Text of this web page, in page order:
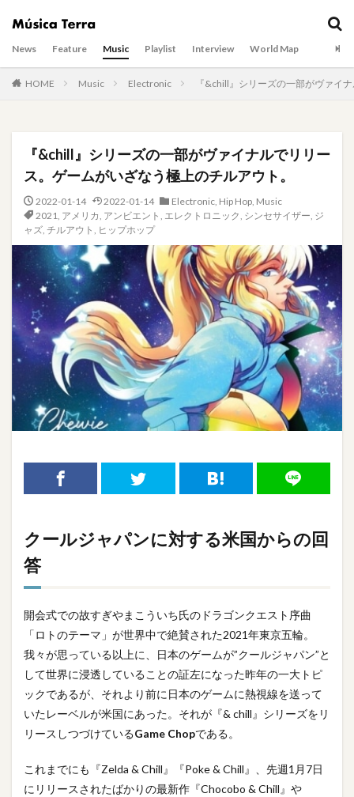
News Feature Music Playlist Interview World Map
HOME Music Electronic 『&chill』シリーズの一部がヴァイ
『&chill』シリーズの一部がヴァイナルでリリー
ス。ゲームがいざなう極上のチルアウト。
2022-01-14 2022-01-14 Electronic, Hip Hop, Music
2021, アメリカ, アンビエント , エレクトロニック, シンセサイザー, ジ
ャズ, チルアウト , ヒップホップ
クールジャパンに対する米国からの回
答
開会式での故すぎやまこういち氏のドラゴンクエスト序曲
「ロトのテーマ」が世界中で絶賛された2021年東京五輪。
我々が思っている以上に、日本のゲームが”クールジャパン”と
して世界に浸透していることの証左になった昨年の一大トピ
ックであるが、それより前に日本のゲームに熱視線を送って
いたレーベルが米国にあった。それが『& chill』シリーズをリ
リースしつづけているGame Chopである。
これまでにも『Zelda & Chill』『Poke & Chill』、先週1月7日
にリリースされたばかりの最新作『Chocobo & Chill』や